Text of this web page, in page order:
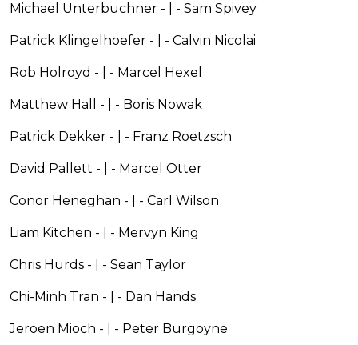
Michael Unterbuchner - | - Sam Spivey
Patrick Klingelhoefer - | - Calvin Nicolai
Rob Holroyd - | - Marcel Hexel
Matthew Hall - | - Boris Nowak
Patrick Dekker - | - Franz Roetzsch
David Pallett - | - Marcel Otter
Conor Heneghan - | - Carl Wilson
Liam Kitchen - | - Mervyn King
Chris Hurds - | - Sean Taylor
Chi-Minh Tran - | - Dan Hands
Jeroen Mioch - | - Peter Burgoyne